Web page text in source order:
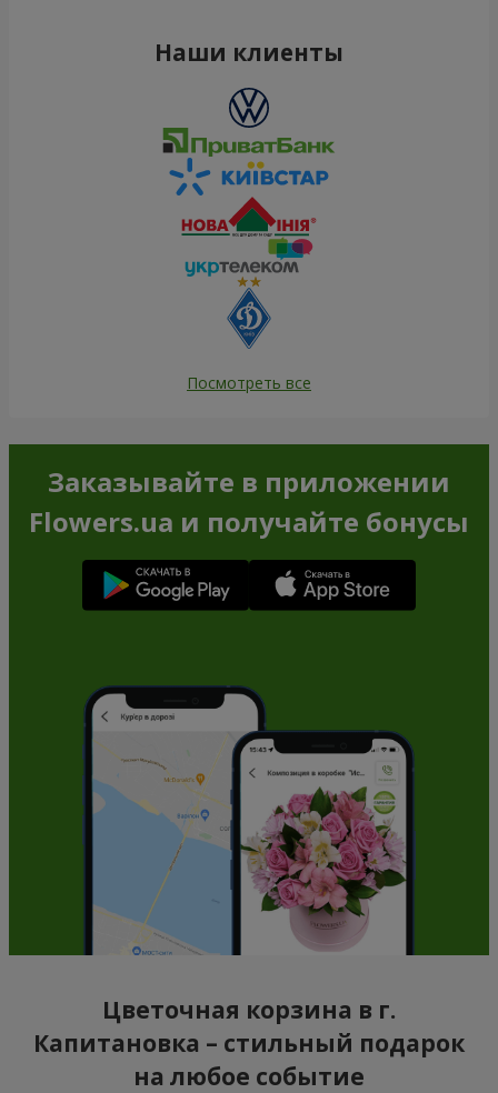
Наши клиенты
Посмотреть все
Заказывайте в приложении
Flowers.ua и получайте бонусы
Цветочная корзина в г.
Капитановка – стильный подарок
на любое событие